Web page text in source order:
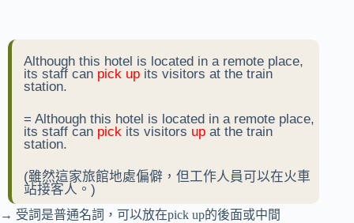
Although this hotel is located in a remote place,
its staff can pick up its visitors at the train
station.
= Although this hotel is located in a remote place,
its staff can pick its visitors up at the train
station.
(雖然這家旅館地處偏僻，但工作人員可以在火車
站接客人。)
→ 受詞是普通名詞，可以放在pick up的後面或中間